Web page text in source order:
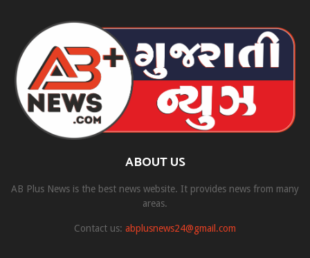
ABOUT US
AB Plus News is the best news website. It provides news from many
areas.
Contact us: abplusnews24@gmail.com